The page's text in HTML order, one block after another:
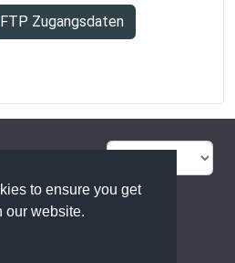
to ensure you get
our website.
FTP Zugangsdaten